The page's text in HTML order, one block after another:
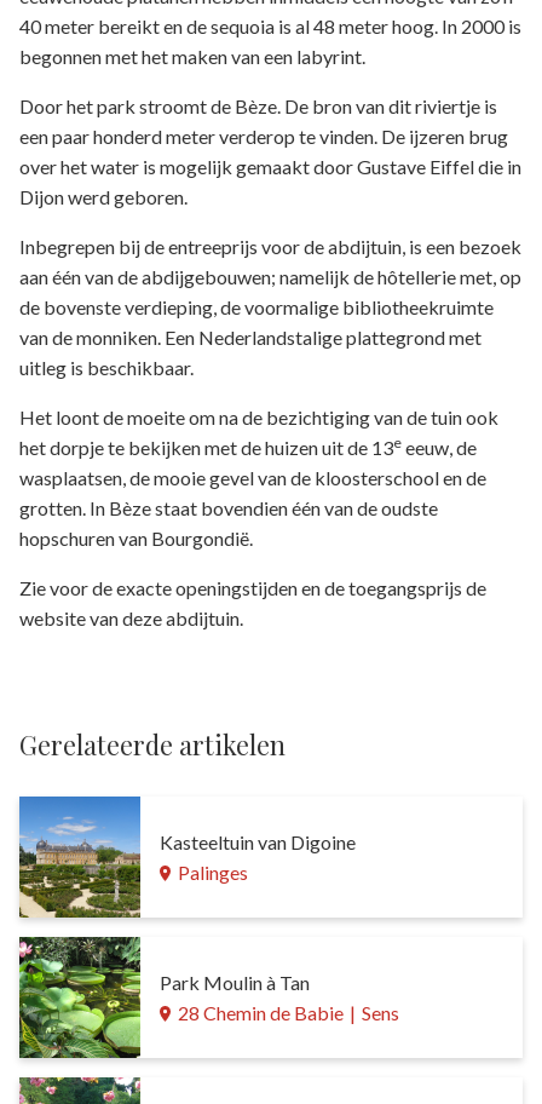
40 meter bereikt en de sequoia is al 48 meter hoog. In 2000 is
begonnen met het maken van een labyrint.
Door het park stroomt de Bèze. De bron van dit riviertje is
een paar honderd meter verderop te vinden. De ijzeren brug
over het water is mogelijk gemaakt door Gustave Eiffel die in
Dijon werd geboren.
Inbegrepen bij de entreeprijs voor de abdijtuin, is een bezoek
aan één van de abdijgebouwen; namelijk de hôtellerie met, op
de bovenste verdieping, de voormalige bibliotheekruimte
van de monniken. Een Nederlandstalige plattegrond met
uitleg is beschikbaar.
Het loont de moeite om na de bezichtiging van de tuin ook
het dorpje te bekijken met de huizen uit de 13e eeuw, de
wasplaatsen, de mooie gevel van de kloosterschool en de
grotten. In Bèze staat bovendien één van de oudste
hopschuren van Bourgondië.
Zie voor de exacte openingstijden en de toegangsprijs de
website van deze abdijtuin.
Gerelateerde artikelen
Kasteeltuin van Digoine
Palinges
Park Moulin à Tan
28 Chemin de Babie | Sens